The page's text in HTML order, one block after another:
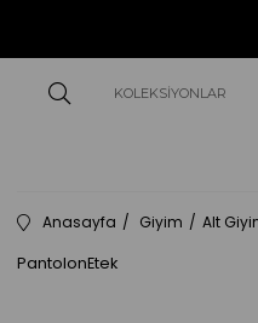
KOLEKSIYONLAR
Anasayfa Giyim
Alt
PantolonEtek